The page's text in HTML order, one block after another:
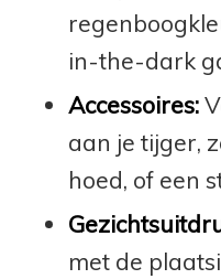
in-the-dark
Accessoires:
aan je tijger,
hoed, of een
met de